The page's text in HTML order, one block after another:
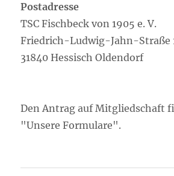
Postadresse
TSC Fischbeck von 1905 e. V.
Friedrich-Ludwig-Jahn-Straße
31840 Hessisch Oldendorf
Den Antrag auf Mitgliedschaft
"Unsere Formulare".